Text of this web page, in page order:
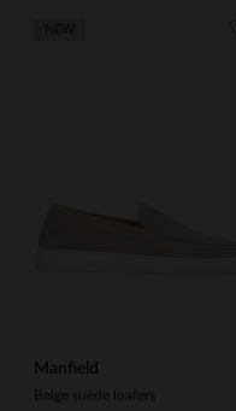
Manfield
Beige suède loafers